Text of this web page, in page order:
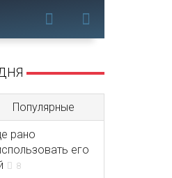
Популярные
рано
его
8